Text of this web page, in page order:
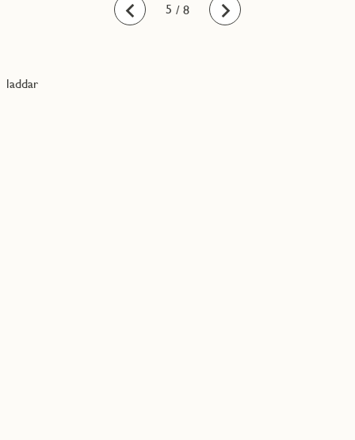
Bakåt Framåt
1
2
3
4
5
6
7
8 / 8
laddar